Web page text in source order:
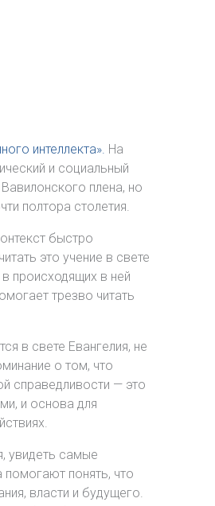
интеллекта». На
и социальный
плена, но
полтора столетия.
быстро
это учение в свете
происходящих в ней
трезво читать
в свете Евангелия, не
о том, что
справедливости — это
и основа для
увидеть самые
понять, что
власти и будущего.